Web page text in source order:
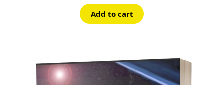
Add to cart